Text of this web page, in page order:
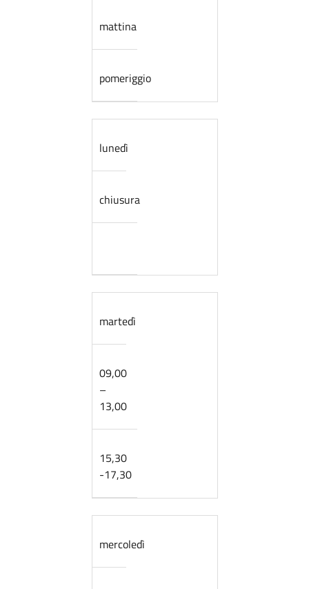
mattina
pomeriggio
lunedì
chiusura
martedì
09,00
–
13,00
15,30
-17,30
mercoledì